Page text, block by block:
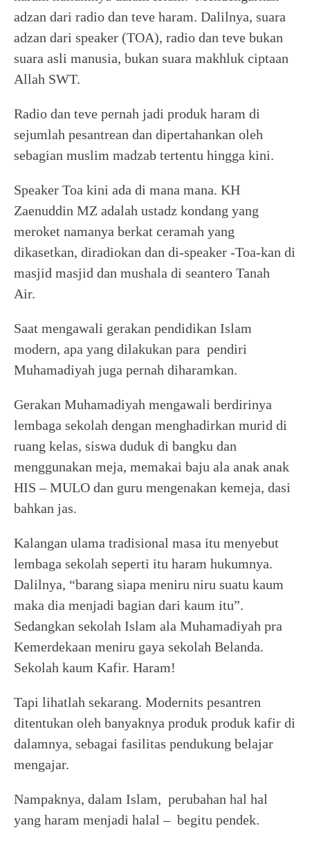
adzan dari radio dan teve haram. Dalilnya, suara
adzan dari speaker (TOA), radio dan teve bukan
suara asli manusia, bukan suara makhluk ciptaan
Allah SWT.
Radio dan teve pernah jadi produk haram di
sejumlah pesantrean dan dipertahankan oleh
sebagian muslim madzab tertentu hingga kini.
Speaker Toa kini ada di mana mana. KH
Zaenuddin MZ adalah ustadz kondang yang
meroket namanya berkat ceramah yang
dikasetkan, diradiokan dan di-speaker -Toa-kan di
masjid masjid dan mushala di seantero Tanah
Air.
Saat mengawali gerakan pendidikan Islam
modern, apa yang dilakukan para pendiri
Muhamadiyah juga pernah diharamkan.
Gerakan Muhamadiyah mengawali berdirinya
lembaga sekolah dengan menghadirkan murid di
ruang kelas, siswa duduk di bangku dan
menggunakan meja, memakai baju ala anak anak
HIS – MULO dan guru mengenakan kemeja, dasi
bahkan jas.
Kalangan ulama tradisional masa itu menyebut
lembaga sekolah seperti itu haram hukumnya.
Dalilnya, “barang siapa meniru niru suatu kaum
maka dia menjadi bagian dari kaum itu”.
Sedangkan sekolah Islam ala Muhamadiyah pra
Kemerdekaan meniru gaya sekolah Belanda.
Sekolah kaum Kafir. Haram!
Tapi lihatlah sekarang. Modernits pesantren
ditentukan oleh banyaknya produk produk kafir di
dalamnya, sebagai fasilitas pendukung belajar
mengajar.
Nampaknya, dalam Islam, perubahan hal hal
yang haram menjadi halal – begitu pendek.